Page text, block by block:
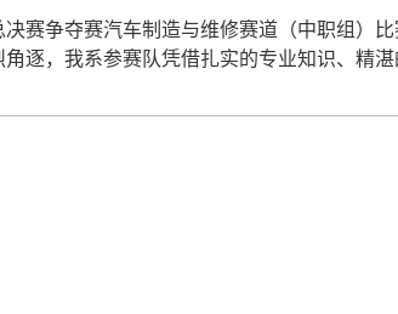
赛争夺赛汽车制造与维修赛道 （中职组 ）
角逐，我系参赛队凭借扎实的专业知识、精